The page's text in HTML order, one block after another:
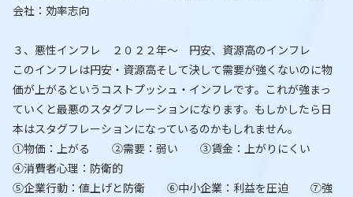
会社：効率志向
３、悪性インフレ ２０２２年～ 円安、資源高のインフレ
このインフレは円安・資源高そして決して需要が強くないのに物
価が上がるというコストプッシュ・インフレです。これが強まっ
ていくと最悪のスタグフレーションになります。もしかしたら日
本はスタグフレーションになっているのかもしれません。
①物価：上がる ②需要：弱い ③賃金：上がりにくい
④消費者心理：防衛的
⑤企業行動：値上げと防衛 ⑥中小企業：利益を圧迫 ⑦強